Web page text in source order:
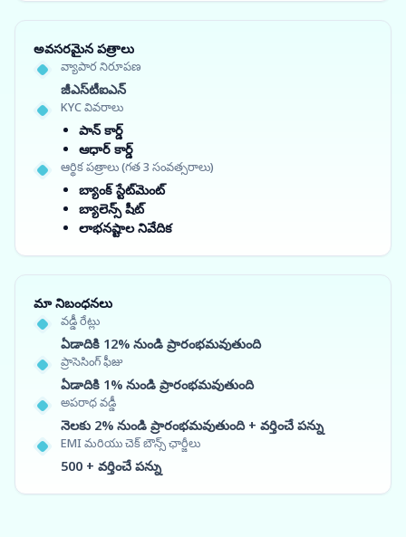
అవసరమైన పత్రాలు
వ్యాపార నిరూపణ
జీఎస్‌టీఐఎన్
KYC వివరాలు
పాన్ కార్డ్
ఆధార్ కార్డ్
ఆర్థిక పత్రాలు (గత 3 సంవత్సరాలు)
బ్యాంక్ స్టేట్‌మెంట్
బ్యాలెన్స్ షీట్
లాభనష్టాల నివేదిక
మా నిబంధనలు
వడ్డీ రేట్లు
ఏడాదికి 12% నుండి ప్రారంభమవుతుంది
ప్రాసెసింగ్ ఫీజు
ఏడాదికి 1% నుండి ప్రారంభమవుతుంది
అపరాధ వడ్డీ
నెలకు 2% నుండి ప్రారంభమవుతుంది + వర్తించే పన్ను
EMI మరియు చెక్ బౌన్స్ ఛార్జీలు
500 + వర్తించే పన్ను